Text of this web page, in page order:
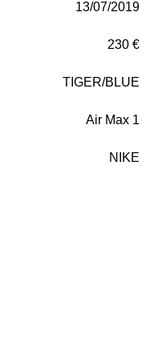
13/07/2019
230 €
TIGER/BLUE
Air Max 1
NIKE